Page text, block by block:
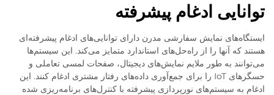
توانایی ادغام پیشرفته
ایستگاه‌های نمایش سفارشی مدرن دارای توانایی‌های ادغام پیشرفته‌ای
هستند که آنها را از راه‌حل‌های استاندارد متمایز می‌کند. این سیستم‌ها
می‌توانند به طور ملایم نمایش‌های دیجیتال، صفحات لمسی تعاملی و
حسگرهای IoT را برای جمع‌آوری داده‌های رفتار مشتری ادغام کنند. این
ادغام به سیستم‌های نورپردازی پیشرفته با کنترل‌های برنامه‌ریزی شده